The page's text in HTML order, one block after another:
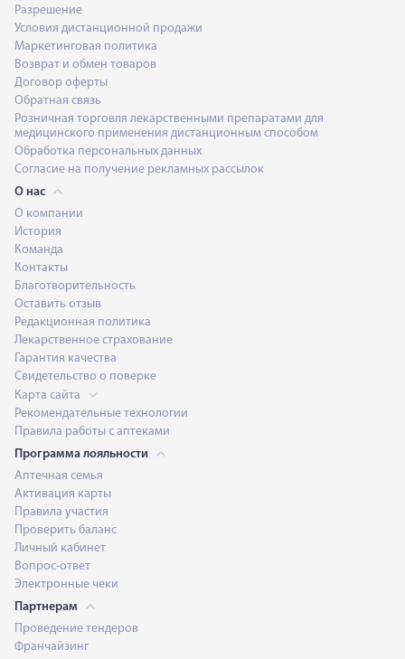
Разрешение
Условия дистанционной продажи
Маркетинговая политика
Возврат и обмен товаров
Договор оферты
Обратная связь
Розничная торговля лекарственными препаратами для
медицинского применения дистанционным способом
Обработка персональных данных
Согласие на получение рекламных рассылок
О нас
О компании
История
Команда
Контакты
Благотворительность
Оставить отзыв
Редакционная политика
Лекарственное страхование
Гарантия качества
Свидетельство о поверке
Карта сайта
Рекомендательные технологии
Правила работы с аптеками
Программа лояльности
Аптечная семья
Активация карты
Правила участия
Проверить баланс
Личный кабинет
Вопрос-ответ
Электронные чеки
Партнерам
Проведение тендеров
Франчайзинг